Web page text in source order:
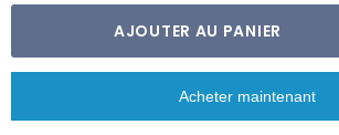
homme
marine
-
homme
en
bleu
marine
-
AJOUTER AU PANIER
Acheter maintenant